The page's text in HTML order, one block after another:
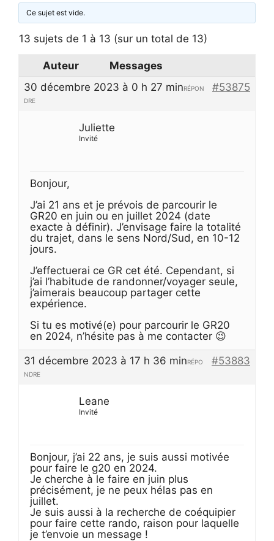
Ce sujet est vide.
13 sujets de 1 à 13 (sur un total de 13)
Auteur
Messages
30 décembre 2023 à 0 h 27 min
#53875
RÉPON
DRE
Juliette
Invité
Bonjour,
J’ai 21 ans et je prévois de parcourir le
GR20 en juin ou en juillet 2024 (date
exacte à définir). J’envisage faire la totalité
du trajet, dans le sens Nord/Sud, en 10-12
jours.
J’effectuerai ce GR cet été. Cependant, si
j’ai l’habitude de randonner/voyager seule,
j’aimerais beaucoup partager cette
expérience.
Si tu es motivé(e) pour parcourir le GR20
en 2024, n’hésite pas à me contacter 😉
31 décembre 2023 à 17 h 36 min
#53883
RÉPO
NDRE
Leane
Invité
Bonjour, j’ai 22 ans, je suis aussi motivée
pour faire le g20 en 2024.
Je cherche à le faire en juin plus
précisément, je ne peux hélas pas en
juillet.
Je suis aussi à la recherche de coéquipier
pour faire cette rando, raison pour laquelle
je t’envoie un message !